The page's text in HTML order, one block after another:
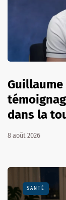
Guillaume
dans la
8 août 2026
SANTÉ